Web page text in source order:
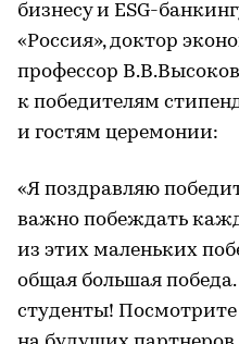
бизнесу и ESG-
«Россия», доктор
профессор
к победителям
и гостям церемонии:
«Я поздравляю
важно побеждать
из этих маленьких
общая большая
студенты! Посмотрите